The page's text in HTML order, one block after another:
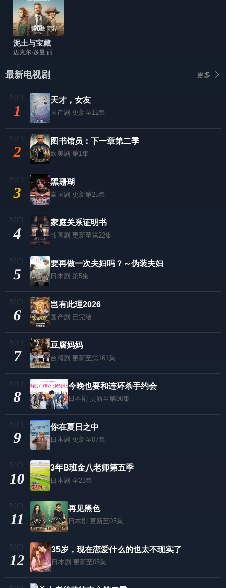
第6集完结
泥土与宝藏
迈克尔·多曼,丽芙·休森,莎拉·皮尔斯,托马斯·M·赖特,马克·米钦森,埃蒙·法伦,Kelton Pell,史蒂芬·李·马奎德,Arnijka Larcombe-Weate,迪恩·奥戈曼,Ling Cooper Tang,Elena Carapetis,Roman Mellis,内森·琼斯,Zane Blumeris,贝茜·霍兰德,克里斯·麦奎德,Glenda Linscott,Evie Greay
最新电视剧 更多
1
天才，女友
国产剧 更新至12集
2
图书馆员：下一章第二季
欧美剧 第1集
3
黑珊瑚
泰国剧 更新第25集
4
家庭关系证明书
韩国剧 更新至第22集
5
要再做一次夫妇吗？～伪装夫妇
日本剧 第5集
6
岂有此理2026
国产剧 已完结
7
豆腐妈妈
台湾剧 更新至第161集
8
今晚也要和连环杀手约会
日本剧 更新至第06集
9
你在夏日之中
日本剧 更新至07集
10
3年B班金八老师第五季
日本剧 全23集
11
再见黑色
日本剧 更新至05集
12
35岁，现在恋爱什么的也太不现实了
日本剧 更新至05集